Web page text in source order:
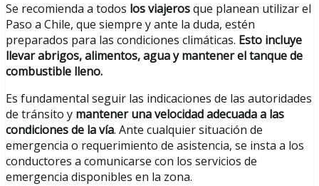
Se recomienda a todos los viajerosque planean utilizar el
Paso a Chile, que siempre y ante la duda, estén
preparados para las condiciones climáticas. Esto incluye
llevar abrigos, alimentos, agua y mantener el tanque de
combustible lleno.
Es fundamental seguir las indicaciones de las autoridades
de tránsito y mantener una velocidad adecuada a las
condiciones de la vía. Ante cualquier situación de
emergencia o requerimiento de asistencia, se insta a los
conductores a comunicarse con los servicios de
emergencia disponibles en la zona.